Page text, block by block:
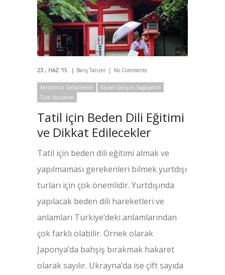
23 HAZ '15 Barış Tanzer No Comments
Kendimizi Geliştirelim
Kişisel Gelişim Sağlayalım
Tüm Yazılarım
Tatil için Beden Dili Eğitimi
ve Dikkat Edilecekler
Tatil için beden dili eğitimi almak ve
yapılmaması gerekenleri bilmek yurtdışı
turları için çok önemlidir. Yurtdışında
yapılacak beden dili hareketleri ve
anlamları Türkiye’deki anlamlarından
çok farklı olabilir. Örnek olarak
Japonya’da bahşiş bırakmak hakaret
olarak sayılır. Ukrayna’da ise çift sayıda